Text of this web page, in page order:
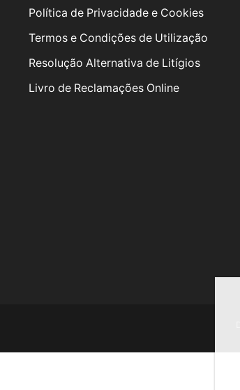
Política de Privacidade e Cookies
Termos e Condições de Utilização
Resolução Alternativa de Litígios
Livro de Reclamações Online